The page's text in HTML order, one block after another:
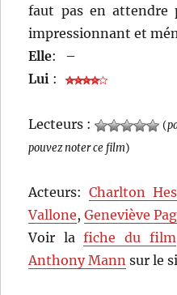
faut pas en attendre
impressionnant et
Elle:
–
Lui :
Lecteurs : (
pouvez noter ce film)
Acteurs:Charlton
Vallone,Geneviève
Voir lafiche du film
Anthony Mann sur le